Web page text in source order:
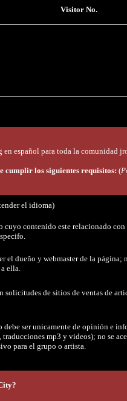
Visitor No.
en español para toda la comunidad
cumplir los siguientes requisitos: (
el idioma)
cuyo contenido este relacionado
el dueño y webmaster de la página;
ella.
solicitudes de sitios de ventas de
ser unicamente de opinión e
traducciones mp3 y videos); no se
para el grupo o artista.